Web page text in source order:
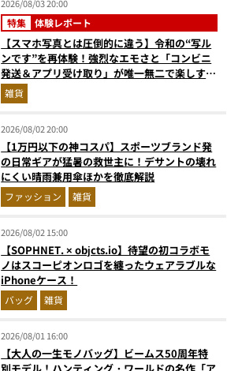
2026/08/03 20:00
特集 体験レポート
【スマホ写真とは圧倒的に違う】令和の“写ル
ンです”を再体験！強烈なエモさと「コンビニ
発送＆アプリ受け取り」が唯一無二で楽しすぎ
た雑貨
2026/08/02 20:00
【1万円以下の神コスパ】スポーツブランド発
の日常ギアが猛暑の救世主に！デサントの壊れ
にくい晴雨兼用傘ほかを徹底解説
ファッション 雑貨
2026/08/02 15:00
【SOPHNET. × objcts.io】待望の初コラボモ
ノはスコーピオンロゴを纏ったウェアラブルな
iPhoneケース！
バッグ 雑貨
2026/08/01 16:00
【大人の一生モノバッグ】ビームス50周年特